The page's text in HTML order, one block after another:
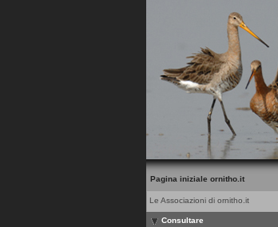
Pagina iniziale ornitho.it
Le Associazioni di ornitho.it
Consultare